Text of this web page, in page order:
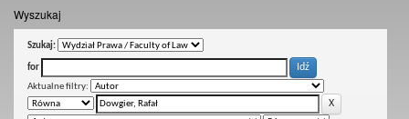
Wyszukaj
Szukaj:
for
Aktualne filtry: